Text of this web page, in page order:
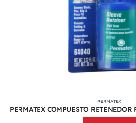
PERMATEX